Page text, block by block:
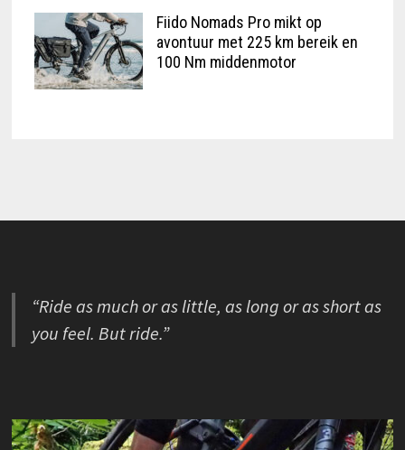
Fiido Nomads Pro mikt op
avontuur met 225 km bereik en
100 Nm middenmotor
“Ride as much or as little, as long or as short as
you feel. But ride.”